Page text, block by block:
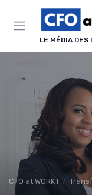
LE MÉDIA DES
CFO at WORK !
Panneau de gestion